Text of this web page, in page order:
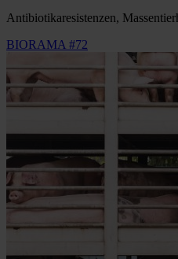
Antibiotikaresistenzen,
BIORAMA #72